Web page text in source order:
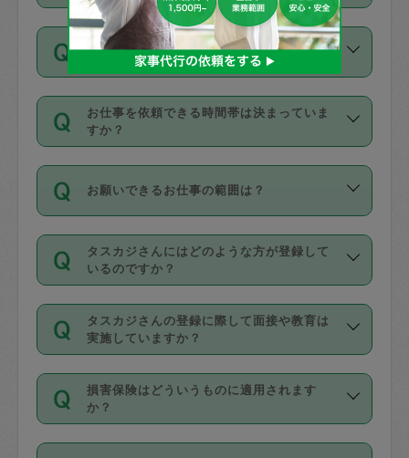
がっていく仕組みになっています。
Diners Club）のみとなります。
カード情報のご登録は、依頼リクエスト
を行う際にご入力ください。プロフィー
ル登録時にはご入力いただかなくても大
丈夫です。
デビットカード・プリペイドカード（Vプ
リカ、au WALLETなど）は支払にはご利
銀行振込や現金払いも対応していませ
なお、タスカジさんの交通費も、依頼料
金のご請求と合わせてお支払いとなりま
動計算で表示されます。
依頼には「スポット」と「定期（毎週｜
隔週）」があり、「定期」の依頼は「ス
ポット」よりお得な料金でご利用できま
す。
定期の最低利用回数は設けていない代わ
りに、一定数を超えたキャンセルは有償
（例：毎週定期の場合は３回以上のキャ
ンセルが有償（1200円、隔週定期の場合
は２回以上のキャンセルが有償（1200
交通費は料金に含まれますか？
交通費は依頼料金とは別途発生し、依頼
料金のご請求と合わせてお支払いとなり
ます。交通費の金額は「依頼の詳細」に
お仕事を依頼できる時間帯は決まっていま
すか？
時間帯は3種類あります。いずれも１回あ
たり３時間です。
・ＡＭ ９時～１２時
・ＰＭ １３時～１６時
・夜 １８時～２１時
開始時間を２時間前後変更することが可
能です。依頼送信後、個別にタスカジさ
んにメッセージを送り調整してくださ
い。ただし、２時間を越えての調整はで
お願いできるお仕事の範囲は？
掃除、整理収納、洗濯、買い物、料理、
作り置きです。タスカジさんによってで
きる仕事の範囲が異なりますので、依頼
する前にタスカジさんのプロフィールで
確認してください。
基本的に、高所での作業や危険作業、屋
外での作業は対象外です。
タスカジさんにはどのような方が登録して
いるのですか？
主婦として長年の家事経験をお持ちの
方、栄養士・調理師といった資格者で保
育園や学校の給食やレストランで料理関
係の専門職に従事されていた方、日本で
すでにハウスキーパーや英語の先生とし
てお仕事をしているフィリピン出身の
タスカジさんの登録に際して面接や教育は
実施していますか？
応募の際に、各自事務局との面接と説明
を行っています。その後、身分証明書の
写真提出をしていただいています。外国
損害保険はどういうものに適用されます
か？
依頼者とタスカジさんとの間でタスカジ